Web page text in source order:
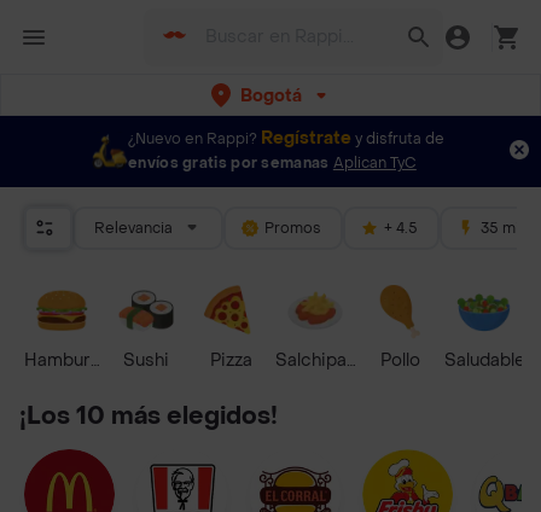
Bogotá
¿Nuevo en Rappi? Regístrate y disfruta de
envíos gratis por semanas Aplican TyC
Relevancia Promos + 4.5 35 mins
HamburguesaSushi Pizza Salchipapas Pollo Saludable
¡Los 10 más elegidos!